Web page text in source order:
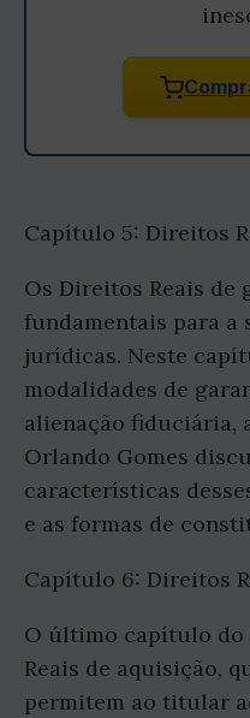
Capítulo 5: Direitos
Os Direitos Reais de
fundamentais para a
jurídicas. Neste
modalidades de
alienação fiduciária,
Orlando Gomes
características
e as formas de
Capítulo 6: Direitos
O último capítulo do
Reais de aquisição,
permitem ao titular